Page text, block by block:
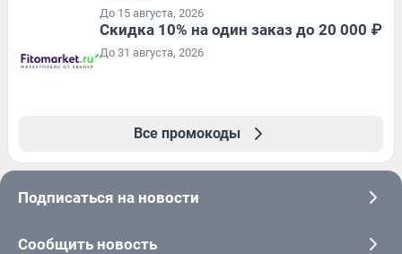
До 15 августа, 2026
Скидка 10% на один заказ до 20 000 ₽
До 31 августа, 2026
Все промокоды
Подписаться на новости
Сообщить новость